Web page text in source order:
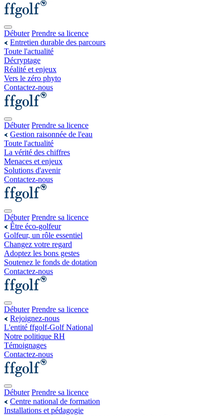
Débuter Prendre sa licence
Entretien durable des parcours
Toute l'actualité
Décryptage
Réalité et enjeux
Vers le zéro phyto
Contactez-nous
Débuter Prendre sa licence
Gestion raisonnée de l'eau
Toute l'actualité
La vérité des chiffres
Menaces et enjeux
Solutions d'avenir
Contactez-nous
Débuter Prendre sa licence
Être éco-golfeur
Golfeur, un rôle essentiel
Changez votre regard
Adoptez les bons gestes
Soutenez le fonds de dotation
Contactez-nous
Débuter Prendre sa licence
Rejoignez-nous
L'entité ffgolf-Golf National
Notre politique RH
Témoignages
Contactez-nous
Débuter Prendre sa licence
Centre national de formation
Installations et pédagogie